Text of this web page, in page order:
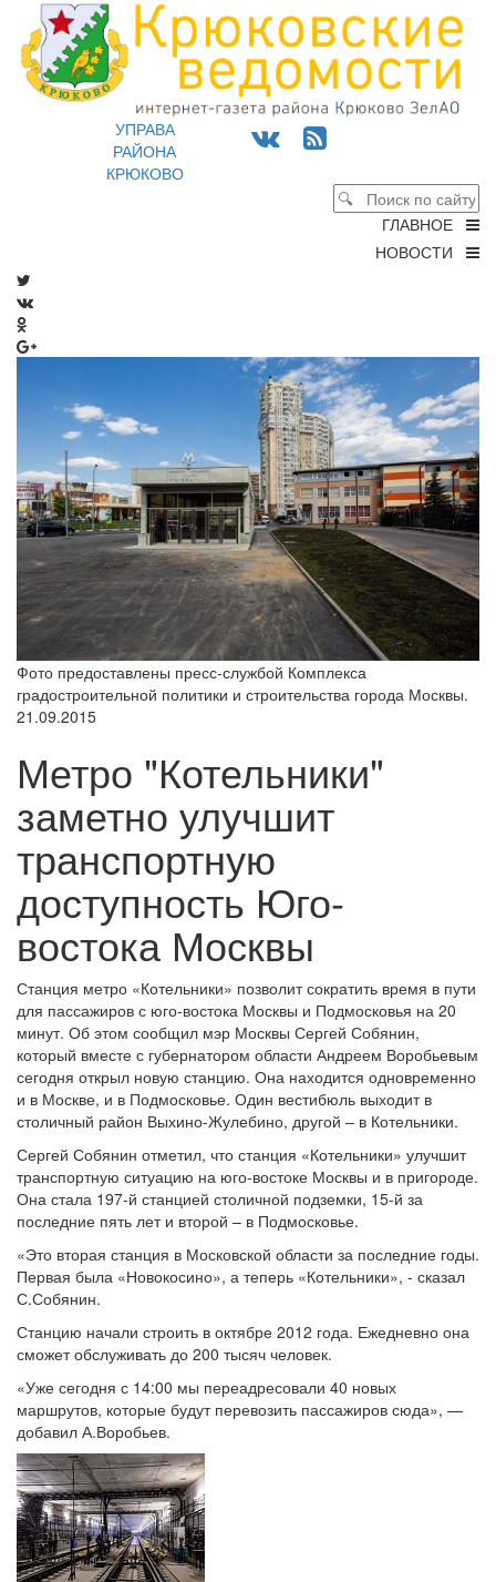
УПРАВА
РАЙОНА
КРЮКОВО
ГЛАВНОЕ
НОВОСТИ
Фото предоставлены пресс-службой Комплекса
градостроительной политики и строительства города Москвы.
21.09.2015
Метро "Котельники"
заметно улучшит
транспортную
доступность Юго-
востока Москвы
Станция метро «Котельники» позволит сократить время в пути
для пассажиров с юго-востока Москвы и Подмосковья на 20
минут. Об этом сообщил мэр Москвы Сергей Собянин,
который вместе с губернатором области Андреем Воробьевым
сегодня открыл новую станцию. Она находится одновременно
и в Москве, и в Подмосковье. Один вестибюль выходит в
столичный район Выхино-Жулебино, другой – в Котельники.
Сергей Собянин отметил, что станция «Котельники» улучшит
транспортную ситуацию на юго-востоке Москвы и в пригороде.
Она стала 197-й станцией столичной подземки, 15-й за
последние пять лет и второй – в Подмосковье.
«Это вторая станция в Московской области за последние годы.
Первая была «Новокосино», а теперь «Котельники», - сказал
С.Собянин.
Станцию начали строить в октябре 2012 года. Ежедневно она
сможет обслуживать до 200 тысяч человек.
«Уже сегодня с 14:00 мы переадресовали 40 новых
маршрутов, которые будут перевозить пассажиров сюда», —
добавил А.Воробьев.